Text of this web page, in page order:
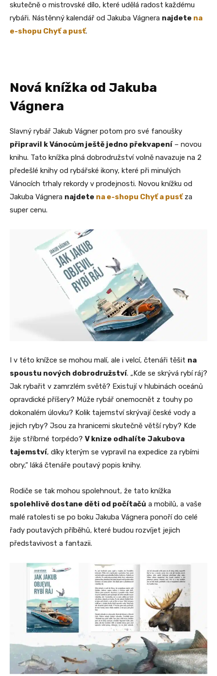
skutečně o mistrovské dílo, které udělá radost každému
rybáři. Nástěnný kalendář od Jakuba Vágnera najdete na
e-shopu Chyť a pusť.
Nová knížka od Jakuba
Vágnera
Slavný rybář Jakub Vágner potom pro své fanoušky
připravil k Vánocům ještě jedno překvapení– novou
knihu. Tato knížka plná dobrodružství volně navazuje na 2
předešlé knihy od rybářské ikony, které při minulých
Vánocích trhaly rekordy v prodejnosti. Novou knížku od
Jakuba Vágnera najdete na e-shopu Chyť a pusťza
super cenu.
I v této knížce se mohou malí, ale i velcí, čtenáři těšit na
spoustu nových dobrodružství. „Kde se skrývá rybí ráj?
Jak rybařit v zamrzlém světě? Existují v hlubinách oceánů
opravdické příšery? Může rybář onemocnět z touhy po
dokonalém úlovku? Kolik tajemství skrývají české vody a
jejich ryby? Jsou za hranicemi skutečně větší ryby? Kde
žije stříbrné torpédo? V knize odhalíte Jakubova
tajemství, díky kterým se vypravil na expedice za rybími
obry,“ láká čtenáře poutavý popis knihy.
Rodiče se tak mohou spolehnout, že tato knížka
spolehlivě dostane děti od počítačů a mobilů, a vaše
malé ratolesti se po boku Jakuba Vágnera ponoří do celé
řady poutavých příběhů, které budou rozvíjet jejich
představivost a fantazii.